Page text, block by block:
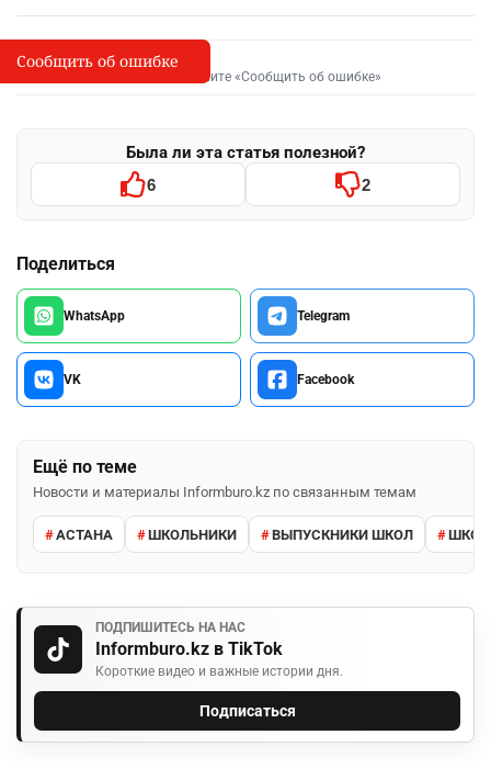
I
Сообщить об опечатке
Выделите фрагмент и нажмите «Сообщить об ошибке»
Была ли эта статья полезной?
6 2
Поделиться
WhatsApp Telegram
VK Facebook
Ещё по теме
Новости и материалы Informburo.kz по связанным темам
АСТАНА ШКОЛЬНИКИ ВЫПУСКНИКИ ШКОЛ
ПОДПИШИТЕСЬ НА НАС
Informburo.kz в TikTok
Короткие видео и важные истории дня.
Подписаться
Сообщить об ошибке